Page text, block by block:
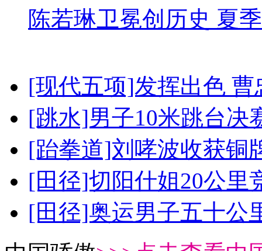
陈若琳卫冕创历史 夏
[现代五项]发挥出色
[跳水]男子10米跳台决
[跆拳道]刘哮波收获铜
[田径]切阳什姐20公里
[田径]奥运男子五十公